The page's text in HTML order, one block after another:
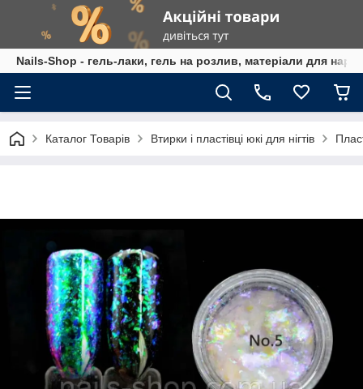
Nails-Shop - гель-лаки, гель на розлив, матеріали для
Каталог Товарів Втирки і пластівці юкі для нігтів